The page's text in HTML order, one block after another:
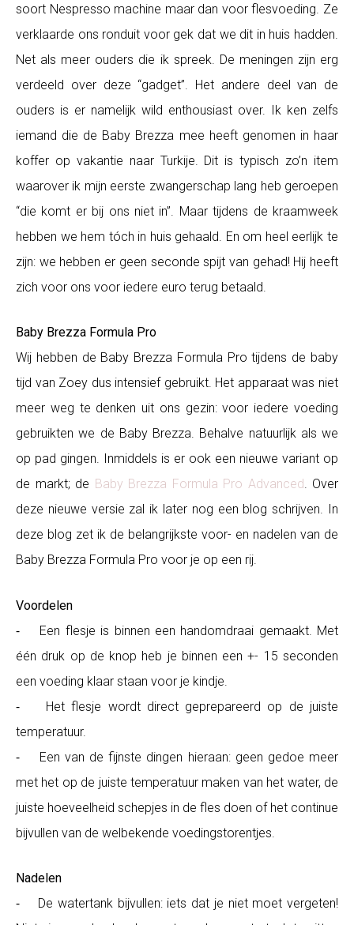
soort Nespresso machine maar dan voor flesvoeding. Ze
verklaarde ons ronduit voor gek dat we dit in huis hadden.
Net als meer ouders die ik spreek. De meningen zijn erg
verdeeld over deze “gadget”. Het andere deel van de
ouders is er namelijk wild enthousiast over. Ik ken zelfs
iemand die de Baby Brezza mee heeft genomen in haar
koffer op vakantie naar Turkije. Dit is typisch zo’n item
waarover ik mijn eerste zwangerschap lang heb geroepen
“die komt er bij ons niet in”. Maar tijdens de kraamweek
hebben we hem tóch in huis gehaald. En om heel eerlijk te
zijn: we hebben er geen seconde spijt van gehad! Hij heeft
zich voor ons voor iedere euro terug betaald.
Baby Brezza Formula Pro
Wij hebben de Baby Brezza Formula Pro tijdens de baby
tijd van Zoey dus intensief gebruikt. Het apparaat was niet
meer weg te denken uit ons gezin: voor iedere voeding
gebruikten we de Baby Brezza. Behalve natuurlijk als we
op pad gingen. Inmiddels is er ook een nieuwe variant op
de markt; de Baby Brezza Formula Pro Advanced. Over
deze nieuwe versie zal ik later nog een blog schrijven. In
deze blog zet ik de belangrijkste voor- en nadelen van de
Baby Brezza Formula Pro voor je op een rij.
Voordelen
⁃ Een flesje is binnen een handomdraai gemaakt. Met
één druk op de knop heb je binnen een +- 15 seconden
een voeding klaar staan voor je kindje.
⁃ Het flesje wordt direct geprepareerd op de juiste
temperatuur.
⁃ Een van de fijnste dingen hieraan: geen gedoe meer
met het op de juiste temperatuur maken van het water, de
juiste hoeveelheid schepjes in de fles doen of het continue
bijvullen van de welbekende voedingstorentjes.
Nadelen
⁃ De watertank bijvullen: iets dat je niet moet vergeten!